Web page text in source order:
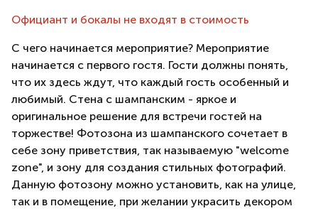
Официант и бокалы не входят в стоимость
С чего начинается мероприятие? Мероприятие
начинается с первого гостя. Гости должны понять,
что их здесь ждут, что каждый гость особенный и
любимый. Стена с шампанским - яркое и
оригинальное решение для встречи гостей на
торжестве! Фотозона из шампанского сочетает в
себе зону приветствия, так называемую "welcome
zone", и зону для создания стильных фотографий.
Данную фотозону можно установить, как на улице,
так и в помещение, при желании украсить декором